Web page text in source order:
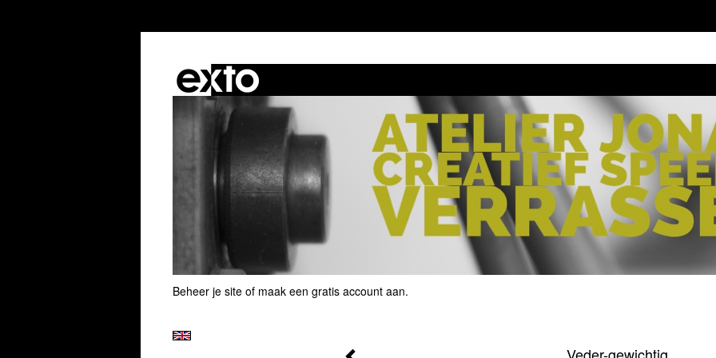
Beheer je site of maak een gratis account aan.